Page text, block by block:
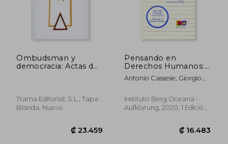
Ombudsman y
democracia: Actas del
Trama Editorial, S.L., Tapa
Blanda, Nuevo
Pensando en
Derechos Humanos:
Reflexiones Desde el
Derecho
Antonio Cassese; Giorgio
Instituto Berg Oceana -
Aufklarung, 2020, 1 Edición,